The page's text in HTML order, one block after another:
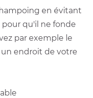
en évitant
pour qu'il ne fonde
par exemple le
un endroit de votre